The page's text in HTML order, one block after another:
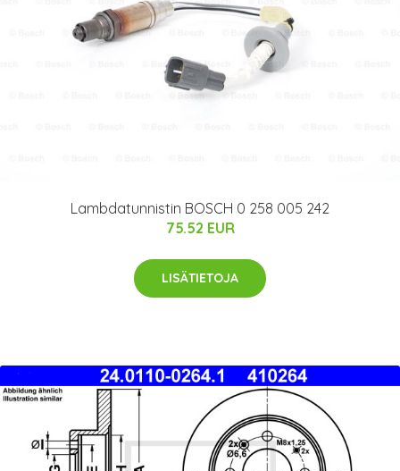
Lambdatunnistin BOSCH 0 258 005 242
75.52 EUR
LISÄTIETOJA